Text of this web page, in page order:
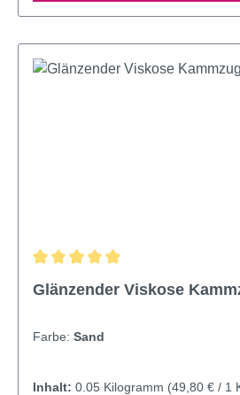
Glänzender Viskose
Farbe: Sand
Inhalt: 0.05 Kilogramm (49,80 € / 1